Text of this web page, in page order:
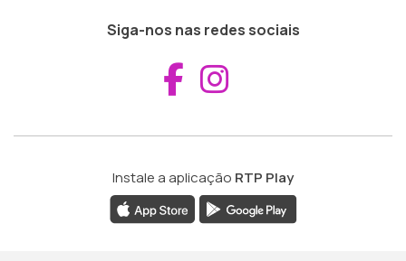
Siga-nos nas redes sociais
Aceder ao
Instale a aplicação RTP Play